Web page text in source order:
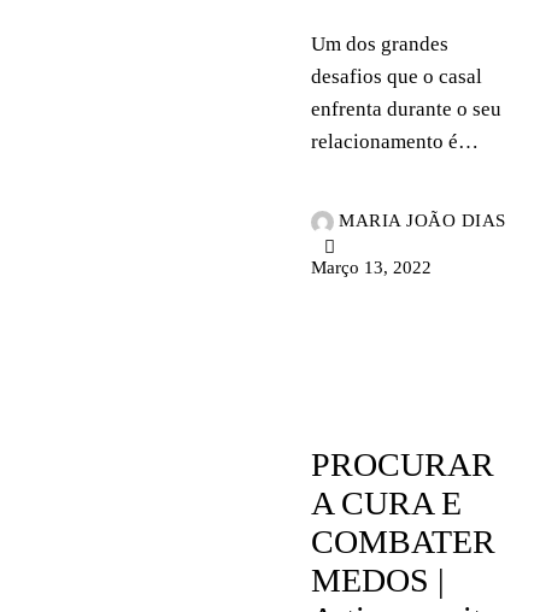
Um dos grandes
desafios que o casal
enfrenta durante o seu
relacionamento é…
MARIA JOÃO DIAS
Março 13, 2022
PROCURAR
A CURA E
COMBATER
MEDOS |